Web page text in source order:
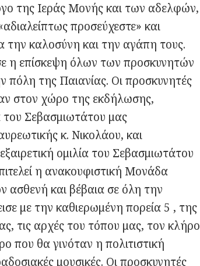
της Ιεράς Μονής και των αδελφών,
προσεύχεστε» και
την καλοσύνη και την αγάπη τους.
η επίσκεψη όλων των προσκυνητών
πόλη της Παιανίας. Οι προσκυνητές
στον χώρο της εκδήλωσης,
του Σεβασμιωτάτου μας
κ. Νικολάου, και
ομιλία του Σεβασμιωτάτου
η ανακουφιστική Μονάδα
ασθενή και βέβαια σε όλη την
με την καθιερωμένη πορεία 5 , της
τις αρχές του τόπου μας, τον κλήρο
που θα γινόταν η πολιτιστική
μουσικές. Οι προσκυνητές